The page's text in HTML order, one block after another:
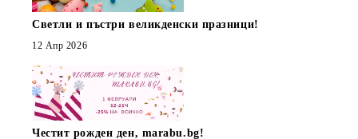
Светли и пъстри великденски празници!
12 Апр 2026
Честит рожден ден, marabu.bg!